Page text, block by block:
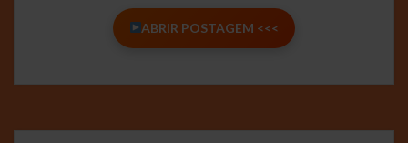
ABRIR POSTAGEM <<<